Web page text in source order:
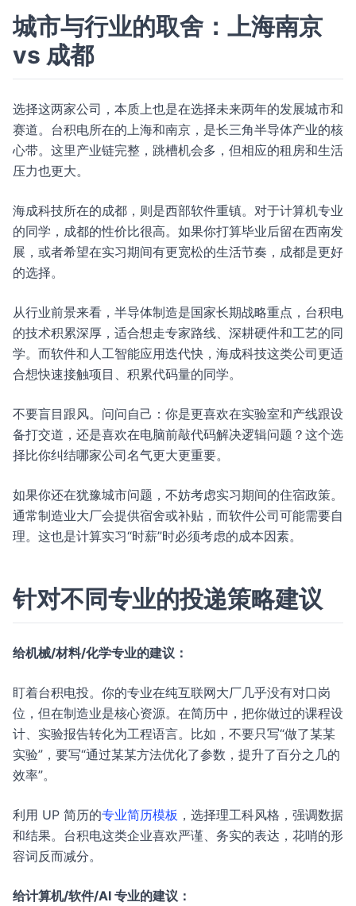
城市与行业的取舍：上海南京
vs 成都
选择这两家公司，本质上也是在选择未来两年的发展城市和
赛道。台积电所在的上海和南京，是长三角半导体产业的核
心带。这里产业链完整，跳槽机会多，但相应的租房和生活
压力也更大。
海成科技所在的成都，则是西部软件重镇。对于计算机专业
的同学，成都的性价比很高。如果你打算毕业后留在西南发
展，或者希望在实习期间有更宽松的生活节奏，成都是更好
的选择。
从行业前景来看，半导体制造是国家长期战略重点，台积电
的技术积累深厚，适合想走专家路线、深耕硬件和工艺的同
学。而软件和人工智能应用迭代快，海成科技这类公司更适
合想快速接触项目、积累代码量的同学。
不要盲目跟风。问问自己：你是更喜欢在实验室和产线跟设
备打交道，还是喜欢在电脑前敲代码解决逻辑问题？这个选
择比你纠结哪家公司名气更大更重要。
如果你还在犹豫城市问题，不妨考虑实习期间的住宿政策。
通常制造业大厂会提供宿舍或补贴，而软件公司可能需要自
理。这也是计算实习“时薪”时必须考虑的成本因素。
针对不同专业的投递策略建议
给机械/材料/化学专业的建议：
盯着台积电投。你的专业在纯互联网大厂几乎没有对口岗
位，但在制造业是核心资源。在简历中，把你做过的课程设
计、实验报告转化为工程语言。比如，不要只写“做了某某
实验”，要写“通过某某方法优化了参数，提升了百分之几的
效率”。
利用 UP 简历的专业简历模板 ，选择理工科风格，强调数据
和结果。台积电这类企业喜欢严谨、务实的表达，花哨的形
容词反而减分。
给计算机/软件/AI 专业的建议：